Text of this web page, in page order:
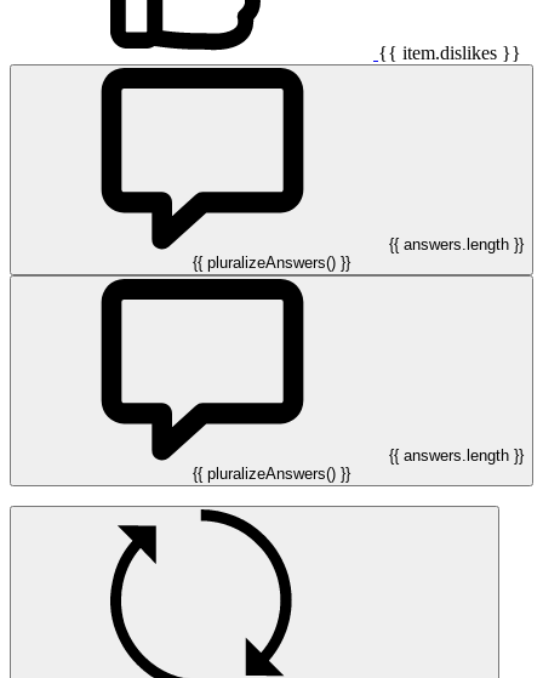
{{ item.dislikes }}
{{ answers.length }}
{{ pluralizeAnswers() }}
{{ answers.length }}
{{ pluralizeAnswers() }}